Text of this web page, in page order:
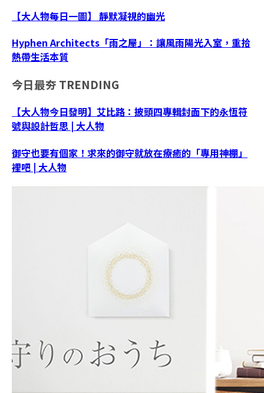
【大人物每日一圖】 靜默凝視的幽光
Hyphen Architects「雨之屋」：讓風雨陽光入室，重拾
熱帶生活本質
今日最夯 TRENDING
【大人物今日發明】艾比路：披頭四專輯封面下的永恆符
號與設計哲思 | 大人物
御守也要有個家！求來的御守就放在療癒的「專用神棚」
裡吧 | 大人物